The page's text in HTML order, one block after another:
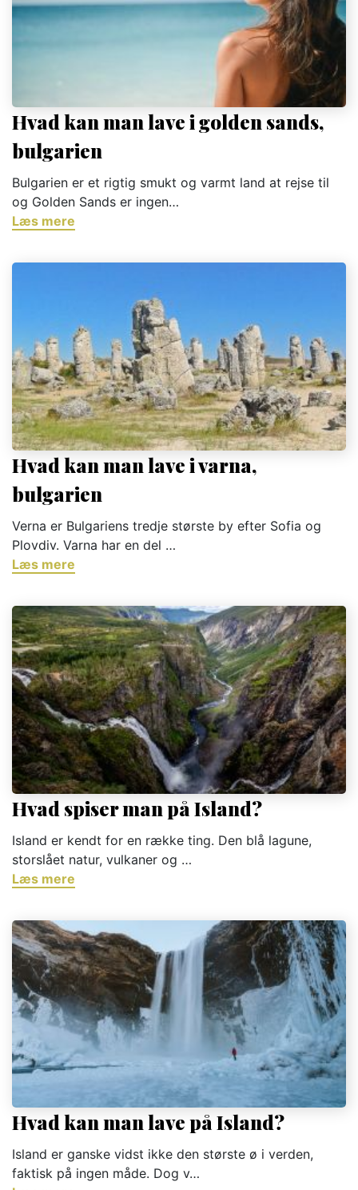
Hvad kan man lave i golden sands,
bulgarien
Bulgarien er et rigtig smukt og varmt land at rejse til
og Golden Sands er ingen…
Læs mere
Hvad kan man lave i varna,
bulgarien
Verna er Bulgariens tredje største by efter Sofia og
Plovdiv. Varna har en del …
Læs mere
Hvad spiser man på Island?
Island er kendt for en række ting. Den blå lagune,
storslået natur, vulkaner og …
Læs mere
Hvad kan man lave på Island?
Island er ganske vidst ikke den største ø i verden,
faktisk på ingen måde. Dog v…